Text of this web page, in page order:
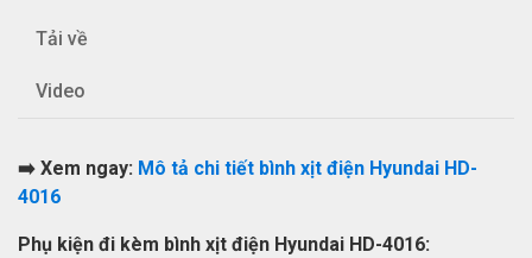
Tải về
Video
➡️ Xem ngay: Mô tả chi tiết bình xịt điện Hyundai HD-
4016
Phụ kiện đi kèm bình xịt điện Hyundai HD-4016: